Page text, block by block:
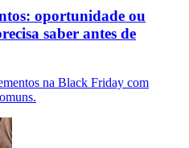
oportunidade ou
saber antes de
na Black Friday com